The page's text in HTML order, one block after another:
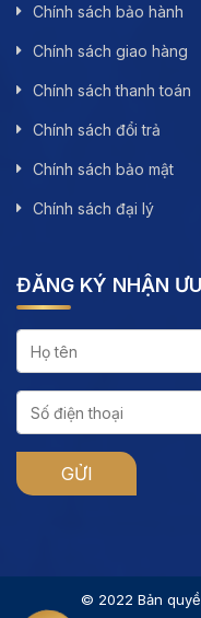
Chính sách bảo hành
Chính sách giao hàng
Chính sách thanh toán
Chính sách đổi trả
Chính sách bảo mật
Chính sách đại lý
ĐĂNG KÝ NHẬN
© 2022 Bản